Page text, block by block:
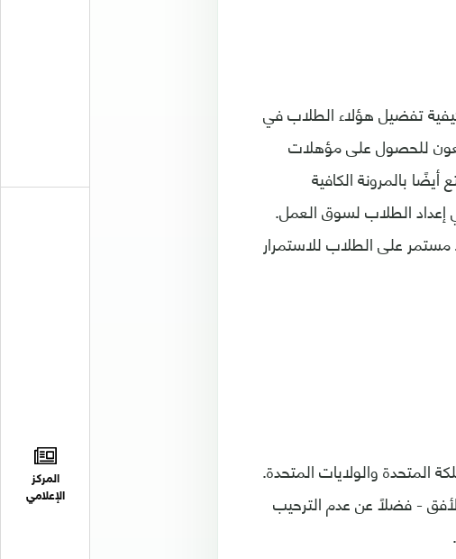
المركز
الإعلامي
تفضيل هؤلاء الطلاب في
للحصول على مؤهلات
بالمرونة الكافية
إعداد الطلاب لسوق العمل.
على الطلاب للاستمرار
المتحدة والولايات المتحدة.
- فضلًا عن عدم الترحيب